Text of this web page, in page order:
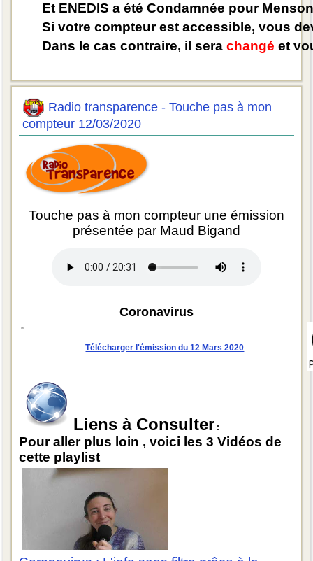
Et ENEDIS a été Condamnée pour
Si votre compteur est accessible, vous
Dans le cas contraire, il serachangé et
Radio transparence - Touche pas à mon
compteur 12/03/2020
Touche pas à mon compteur une émission
présentée par Maud Bigand
Coronavirus
Télécharger l'émission du 12 Mars 2020
Liens à Consulter :
Pour aller plus loin , voici les 3 Vidéos de
cette playlist